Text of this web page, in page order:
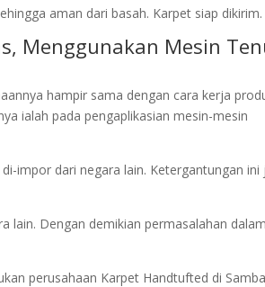
aman dari basah. Karpet siap dikirim.
Menggunakan Mesin
hampir sama dengan cara kerja
ialah pada pengaplikasian mesin-mesin
impor dari negara lain. Ketergantungan ini
lain. Dengan demikian permasalahan
perusahaan Karpet Handtufted di